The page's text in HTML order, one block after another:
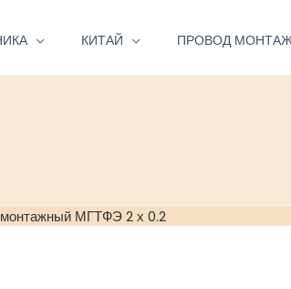
КИТАЙ ПРОВОД
МГТФЭ 2 х 0.2